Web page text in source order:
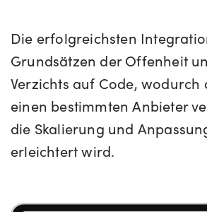
Die erfolgreichsten
Grundsätzen der Offenheit
Verzichts auf Code, wodurch
einen bestimmten Anbieter
die Skalierung und
erleichtert wird.